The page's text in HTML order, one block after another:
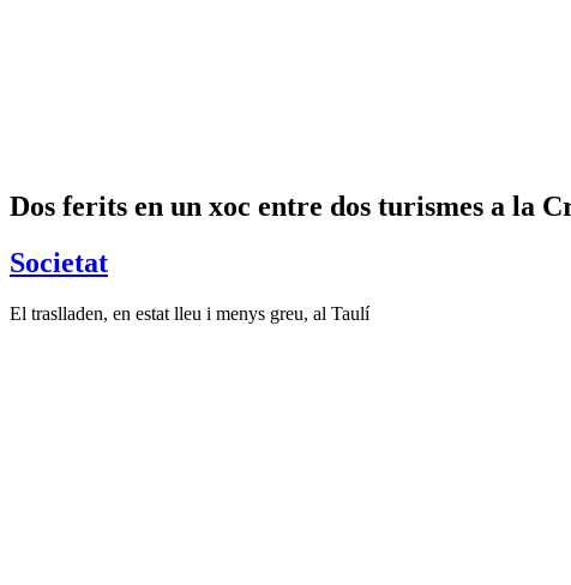
Dos ferits en un xoc entre dos turismes a la
Societat
El traslladen, en estat lleu i menys greu, al Taulí